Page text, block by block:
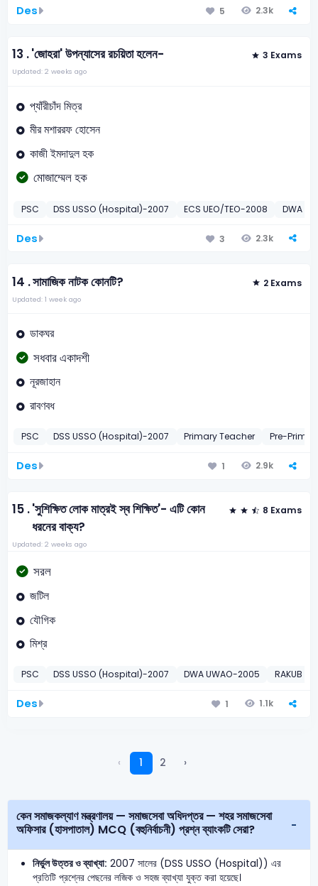
Des 5 2.3k
13 .'জোহরা' উপন্যাসের রচয়িতা হলেন- 3 Exams
Updated: 2 weeks ago
প্যাঁরীচাঁদ মিত্র
মীর মশাররফ হোসেন
কাজী ইমদাদুল হক
মোজাম্মেল হক
PSC DSS USSO (Hospital)-2007 ECS UEO/TEO-2008 DWA
Des 3 2.3k
14 .সামাজিক নাটক কোনটি? 2 Exams
Updated: 1 week ago
ডাকঘর
সধবার একাদশী
নূরজাহান
রাবণবধ
PSC DSS USSO (Hospital)-2007 Primary Teacher Pre-
Des 1 2.9k
15 .'সুশিক্ষিত লোক মাত্রই স্ব শিক্ষিত'- এটি কোন
ধরনের বাক্য?
8 Exams
Updated: 2 weeks ago
সরল
জটিল
যৌগিক
মিশ্র
PSC DSS USSO (Hospital)-2007 DWA UWAO-2005 RAKUB
Des 1 1.1k
‹ 1 2 ›
কেন সমাজকল্যাণ মন্ত্রণালয় — সমাজসেবা অধিদপ্তর — শহর সমাজসেবা
অফিসার (হাসপাতাল) MCQ (বহুনির্বাচনী) প্রশ্ন ব্যাংকটি সেরা?
নির্ভুল উত্তর ও ব্যাখ্যা: 2007 সালের (DSS USSO (Hospital)) এর
প্রতিটি প্রশ্নের পেছনের লজিক ও সহজ ব্যাখ্যা যুক্ত করা হয়েছে।